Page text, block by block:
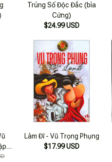
Trúng Số Độc Đắc (bìa
Cứng)
$24.99 USD
Làm Đĩ - Vũ Trọng Phụng
$17.99 USD